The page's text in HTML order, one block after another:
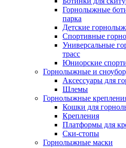
Горнолыжные
парка
Детские
Спортивные
Универсальные
трасс
Юниорские
Горнолыжные и
Аксессуары для
Шлемы
Горнолыжные
Кошки для
Крепления
Платформы для
Ски-стопы
Горнолыжные маски